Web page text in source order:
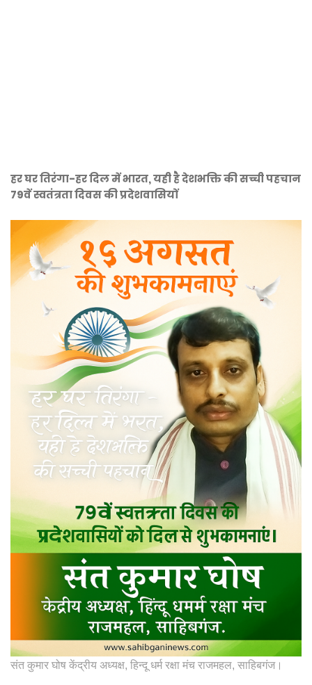
हर घर तिरंगा-हर दिल में भारत, यही है देशभक्ति की सच्ची पहचान
79वें स्वतंत्रता दिवस की प्रदेशवासियों
संत कुमार घोष केंद्रीय अध्यक्ष, हिन्दू धर्म रक्षा मंच राजमहल, साहिबगंज।